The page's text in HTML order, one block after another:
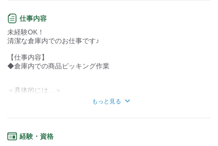
■希望シフト制
働きたい時間帯に働けるので、
家庭やプライベートとも両立♪
アルバイトをしたことがない方でも
できるような簡単なおしごとです◎
5/1～スタートのオープニング事業なので、
現場スタッフもほぼ全員初心者！
親近感がわくかもしれませんね！
●時間帯多数！希望シフト制♪
午後からの時間のうち、
1日3h～OK！
希望シフト制なので、
プライベートとの両立もばっちり◎
給与にばらつきはありません！
仕事内容
未経験OK！
清潔な倉庫内でのお仕事です♪
【仕事内容】
◆倉庫内での商品ピッキング作業
＜具体的には…＞
仕分け、検品作業をお任せします。
荷物は食料品が中心、軽い物が多いので
負担が少なくラクラク！
もっと見る
経験・資格